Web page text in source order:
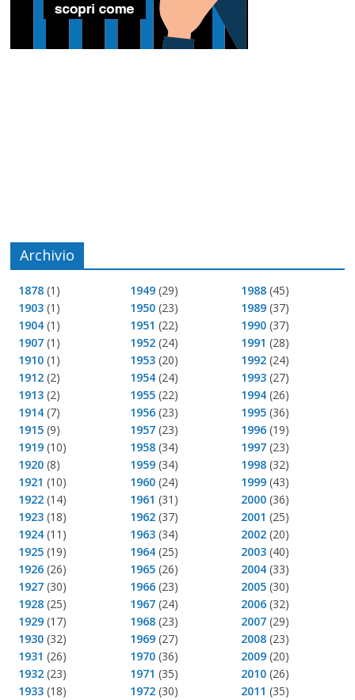
Archivio
1878 (1)
1903 (1)
1904 (1)
1907 (1)
1910 (1)
1912 (2)
1913 (2)
1914 (7)
1915 (9)
1919 (10)
1920 (8)
1921 (10)
1922 (14)
1923 (18)
1924 (11)
1925 (19)
1926 (26)
1927 (30)
1928 (25)
1929 (17)
1930 (32)
1931 (26)
1932 (23)
1933 (18)
1949(29)
1950(23)
1951 (22)
1952(24)
1953(20)
1954(24)
1955(22)
1956(23)
1957(23)
1958(34)
1959(34)
1960(24)
1961 (31)
1962(37)
1963(34)
1964(25)
1965(26)
1966(23)
1967(24)
1968(23)
1969(27)
1970(36)
1971 (35)
1972(30)
1988 (45)
1989 (37)
1990 (37)
1991 (28)
1992 (24)
1993 (27)
1994 (26)
1995 (36)
1996 (19)
1997 (23)
1998 (32)
1999 (43)
2000 (36)
2001 (25)
2002 (20)
2003 (40)
2004 (33)
2005 (30)
2006 (32)
2007 (29)
2008 (23)
2009 (20)
2010 (26)
2011 (35)